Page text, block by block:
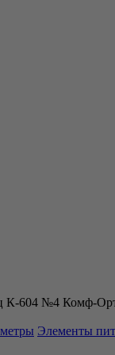
К-604 №4 Комф-
Элементы